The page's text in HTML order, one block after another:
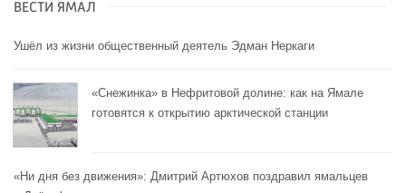
ВЕСТИ ЯМАЛ
Ушёл из жизни общественный деятель Эдман Неркаги
«Снежинка» в Нефритовой долине: как на Ямале
готовятся к открытию арктической станции
«Ни дня без движения»: Дмитрий Артюхов поздравил ямальцев